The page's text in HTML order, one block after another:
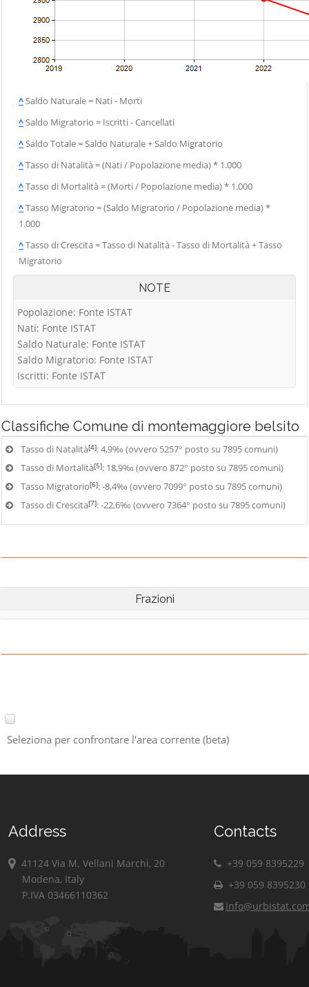
^Saldo Naturale = Nati - Morti
^Saldo Migratorio = Iscritti - Cancellati
^Saldo Totale = Saldo Naturale + Saldo Migratorio
^Tasso di Natalità = (Nati / Popolazione media) * 1.000
^Tasso di Mortalità = (Morti / Popolazione media) * 1.000
^Tasso Migratorio = (Saldo Migratorio / Popolazione media) *
1.000
^Tasso di Crescita = Tasso di Natalità - Tasso di Mortalità + Tasso
Migratorio
NOTE
Popolazione: Fonte ISTAT
Nati: Fonte ISTAT
Saldo Naturale: Fonte ISTAT
Saldo Migratorio: Fonte ISTAT
Iscritti: Fonte ISTAT
Classifiche Comune di montemaggiore belsito
Tasso di Natalità[4]: 4,9‰ (ovvero 5257° posto su 7895 comuni)
Tasso di Mortalità[5]: 18,9‰ (ovvero 872° posto su 7895 comuni)
Tasso Migratorio[6]: -8,4‰ (ovvero 7099° posto su 7895 comuni)
Tasso di Crescita[7]: -22,6‰ (ovvero 7364° posto su 7895 comuni)
Frazioni
Seleziona per confrontare l'area corrente (beta)
Address
41124 Via M. Vellani Marchi, 20
Modena, Italy
P.IVA 03466110362
Contacts
+39 059 8395229
+39 059 8395230